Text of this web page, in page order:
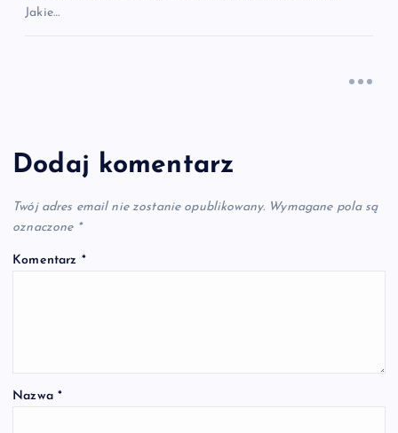
Jakie…
Dodaj komentarz
Twój adres email nie zostanie opublikowany. Wymagane pola są
oznaczone *
Komentarz *
Nazwa *